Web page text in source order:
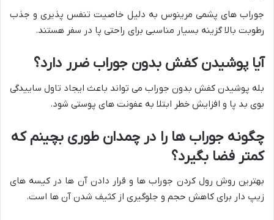
جوراب های پشمی مرینوس به دلیل خاصیت تنفس پذیری و جذب
رطوبت بالا گزینه بسیار مناسبی برای راحتی پا در سفر هستند.
آیا پوشیدن کفش بدون جوراب ضرر دارد؟
بله پوشیدن کفش بدون جوراب می تواند باعث ایجاد تاول ساییدگی
بوی بد پا و افزایش خطر ابتلا به عفونت های پوستی شود.
چگونه جوراب ها را در چمدان طوری بچینم که
کمتر فضا بگیرد؟
بهترین روش رول کردن جوراب ها و قرار دادن آن ها در کیسه های
زیپ دار برای کاهش حجم و جلوگیری از کثیف شدن آن ها است.